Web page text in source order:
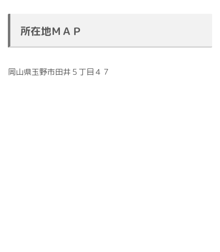
所在地ＭＡＰ
岡山県玉野市田井５丁目４７